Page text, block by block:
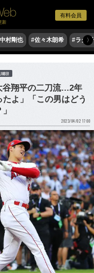
有料会員
新
村剛也 #佐々木朗希 #ラグ〉
谷翔平の二刀流…2年
よ」「この男はどう
2023/04/02 17:00